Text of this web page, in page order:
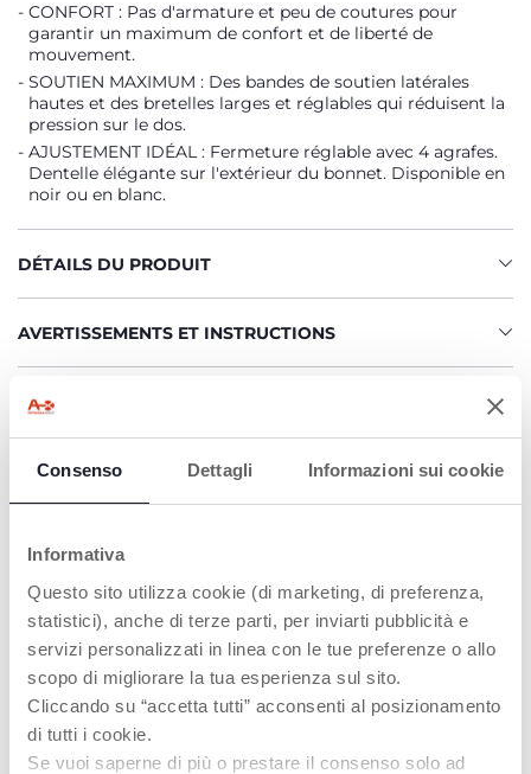
Consenso Dettagli Informazioni sui cookie
Informativa
Questo sito utilizza cookie (di marketing, di preferenza,
statistici), anche di terze parti, per inviarti pubblicità e
servizi personalizzati in linea con le tue preferenze o allo
scopo di migliorare la tua esperienza sul sito.
Cliccando su “accetta tutti” acconsenti al posizionamento
di tutti i cookie.
Se vuoi saperne di più o prestare il consenso solo ad
CONFORT : Pas d'armature et peu de coutures pour
garantir un maximum de confort et de liberté de
mouvement.
SOUTIEN MAXIMUM : Des bandes de soutien latérales
hautes et des bretelles larges et réglables qui réduisent la
pression sur le dos.
AJUSTEMENT IDÉAL : Fermeture réglable avec 4 agrafes.
Dentelle élégante sur l'extérieur du bonnet. Disponible en
noir ou en blanc.
DÉTAILS DU PRODUIT
AVERTISSEMENTS ET INSTRUCTIONS
Trouver un Revendeur